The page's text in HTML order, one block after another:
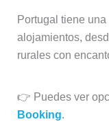
Portugal tiene
alojamientos,
rurales con
👉 Puedes ver
Booking.